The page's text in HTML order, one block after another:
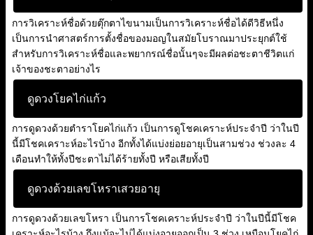
การวิเคราะห์ชื่อด้วยตุ๊กตาไขนามเป็นการวิเคราะห์ชื่อได้ดีวิธีหนึ่ง
เป็นการนำศาสตร์การตั้งชื่อของมอญในสมัยโบราณมาประยุกต์ใช้
สำหรับการวิเคราะห์ชื่อและพยากรณ์ชื่อนั้นๆจะมีผลต่อชะตาชีวิตแก่
เจ้าของชะตาอย่างไร
ดูดวงโยคไก่แก้ว
การดูดวงด้วยตำราโยคไก่แก้ว เป็นการดูโชคเคราะห์ประจำปี ว่าในปี
นี้มีโชคเคราะห์อะไรบ้าง อีกทั้งได้แบ่งย่อยอายุเป็นสามช่วง ช่วงละ 4
เดือนทำให้ทั้งปีชะตาไม่ได้ร้ายทั้งปี หรือเสียทั้งปี
ดูดวงด้วยเลขโหราเสวยอายุ
การดูดวงด้วยเลขโหรา เป็นการโชคเคราะห์ประจำปี ว่าในปีนี้มีโชค